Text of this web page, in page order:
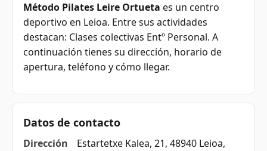
Método Pilates Leire Ortueta es un centro
deportivo en Leioa. Entre sus actividades
destacan: Clases colectivas Entº Personal. A
continuación tienes su dirección, horario de
apertura, teléfono y cómo llegar.
Datos de contacto
Dirección
Estartetxe Kalea, 21, 48940 Leioa,